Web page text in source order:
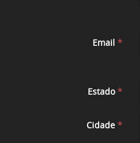
Email *
Estado*
Cidade *